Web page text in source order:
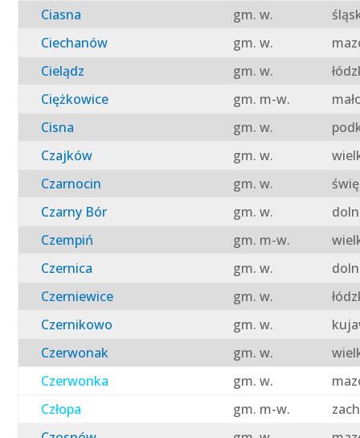
Ciasna
gm. w.
Ciechanów
gm. w.
Cielądz
gm. w.
Ciężkowice
gm. m-w.
Cisna
gm. w.
Czajków
gm. w.
Czarnocin
gm. w.
Czarny Bór
gm. w.
Czempiń
gm. m-w.
Czernica
gm. w.
Czerniewice
gm. w.
Czernikowo
gm. w.
Czerwonak
gm. w.
Czerwonka
gm. w.
Człopa
gm. m-w.